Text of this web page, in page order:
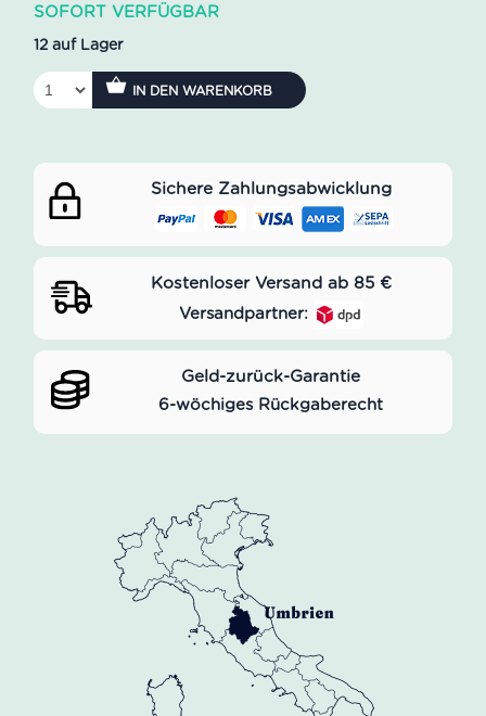
SOFORT VERFÜGBAR
12 auf Lager
IN DEN WARENKORB
Sichere Zahlungsabwicklung
Kostenloser Versand ab 85 €
Versandpartner:
Geld-zurück-Garantie
6-wöchiges Rückgaberecht